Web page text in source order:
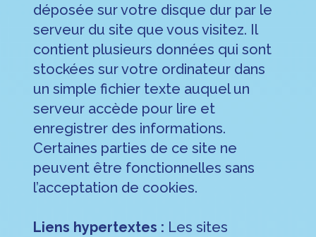
déposée sur votre disque dur par le
serveur du site que vous visitez. Il
contient plusieurs données qui sont
stockées sur votre ordinateur dans
un simple fichier texte auquel un
serveur accède pour lire et
enregistrer des informations.
Certaines parties de ce site ne
peuvent être fonctionnelles sans
l’acceptation de cookies.
Liens hypertextes : Les sites